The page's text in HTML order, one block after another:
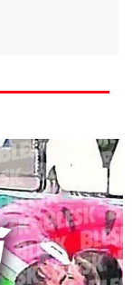
První slova!